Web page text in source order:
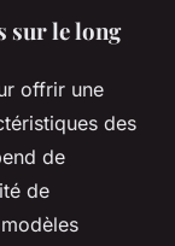
sur le long
offrir une
des
de
de